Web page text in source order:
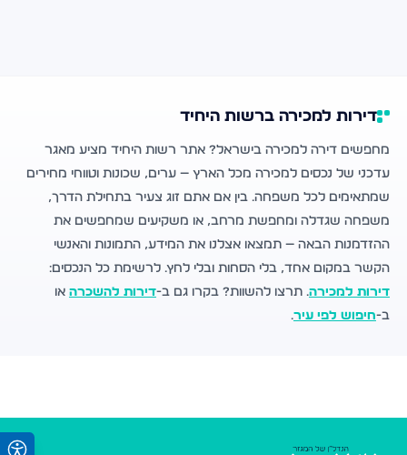
דירות למכירה ברשות היחיד
מחפשים דירה למכירה בישראל? אתר רשות היחיד מציע מאגר
עדכני של נכסים למכירה מכל הארץ — ערים, שכונות וטווחי מחירים
שמתאימים לכל משפחה. בין אם אתם זוג צעיר בתחילת הדרך,
משפחה שגדלה ומחפשת מרחב, או משקיעים שמחפשים את
ההזדמנות הבאה — תמצאו אצלנו את המידע, התמונות והאנשי
הקשר במקום אחד, בלי הסחות ובלי לחץ. לרשימת כל הנכסים:
דירות למכירה. תרצו להשוות? בקרו גם ב-דירות להשכרה או
ב-חיפוש לפי עיר.